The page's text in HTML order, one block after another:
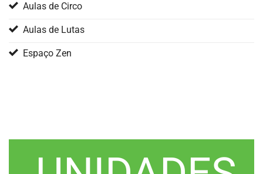
Aulas de Circo
Aulas de Lutas
Espaço Zen